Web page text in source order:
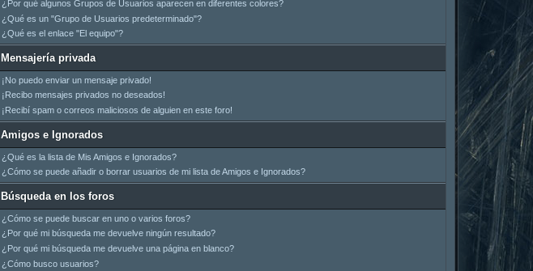
¿Por qué algunos Grupos de Usuarios aparecen en diferentes colores?
¿Qué es un "Grupo de Usuarios predeterminado"?
¿Qué es el enlace "El equipo"?
Mensajería privada
¡No puedo enviar un mensaje privado!
¡Recibo mensajes privados no deseados!
¡Recibí spam o correos maliciosos de alguien en este foro!
Amigos e Ignorados
¿Qué es la lista de Mis Amigos e Ignorados?
¿Cómo se puede añadir o borrar usuarios de mi lista de Amigos e Ignorados?
Búsqueda en los foros
¿Cómo se puede buscar en uno o varios foros?
¿Por qué mi búsqueda me devuelve ningún resultado?
¿Por qué mi búsqueda me devuelve una página en blanco?
¿Cómo busco usuarios?